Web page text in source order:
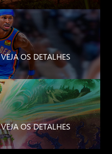
VEJA OS DETALHES
VEJA OS DETALHES